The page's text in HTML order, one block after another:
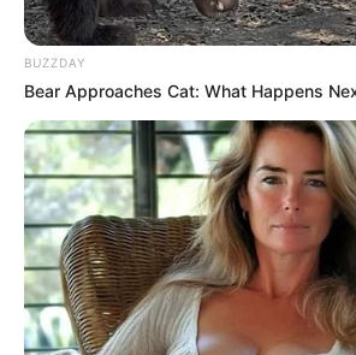
BUZZDAY
Bear Approaches Cat: What Happens